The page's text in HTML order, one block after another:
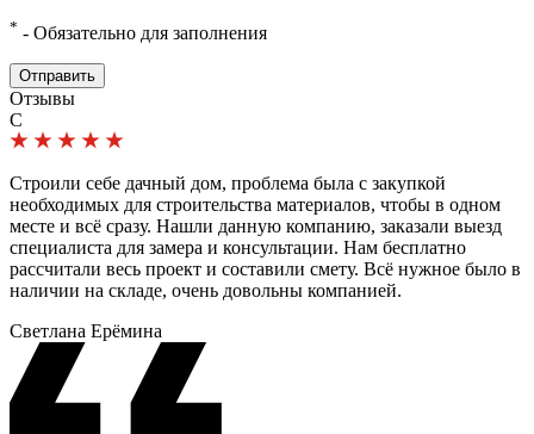
* - Обязательно для заполнения
Отправить
Отзывы
С
Строили себе дачный дом, проблема была с закупкой
необходимых для строительства материалов, чтобы в одном
месте и всё сразу. Нашли данную компанию, заказали выезд
специалиста для замера и консультации. Нам бесплатно
рассчитали весь проект и составили смету. Всё нужное было в
наличии на складе, очень довольны компанией.
Светлана Ерёмина